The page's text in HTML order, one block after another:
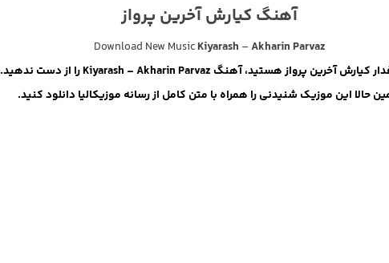
آهنگ کیارش آخرین پرواز
Download New MusicKiyarash –Akharin Parvaz
اگر طرفدار کیارش آخرین پرواز هستید، آهنگ Kiyarash – Akharin Parvaz را از دست ندهید.
حالا این موزیک شنیدنی را همراه با متن کامل از رسانه موزیکالیا دانلود کنید.